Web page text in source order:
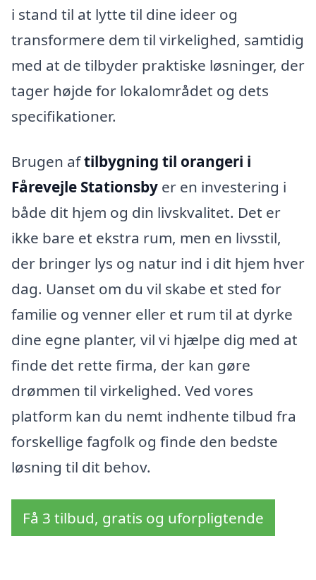
i stand til at lytte til dine ideer og
transformere dem til virkelighed, samtidig
med at de tilbyder praktiske løsninger, der
tager højde for lokalområdet og dets
specifikationer.
Brugen aftilbygning til orangeri i
Fårevejle Stationsby er en investering i
både dit hjem og din livskvalitet. Det er
ikke bare et ekstra rum, men en livsstil,
der bringer lys og natur ind i dit hjem hver
dag. Uanset om du vil skabe et sted for
familie og venner eller et rum til at dyrke
dine egne planter, vil vi hjælpe dig med at
finde det rette firma, der kan gøre
drømmen til virkelighed. Ved vores
platform kan du nemt indhente tilbud fra
forskellige fagfolk og finde den bedste
løsning til dit behov.
Få 3 tilbud, gratis og uforpligtende